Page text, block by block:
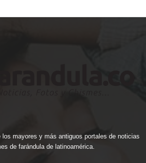
los mayores y más antiguos portales de noticias
de farándula de latinoamérica.